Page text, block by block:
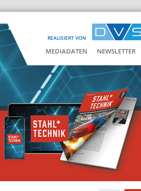
REALISIERT VON
MEDIADATEN NEWSLETTER